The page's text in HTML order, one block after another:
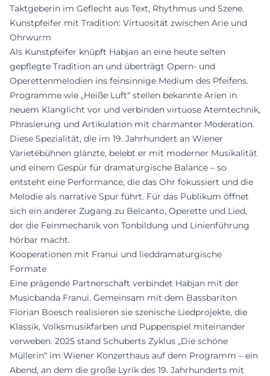
Taktgeberin im Geflecht aus Text, Rhythmus und Szene.
Kunstpfeifer mit Tradition: Virtuosität zwischen Arie und
Ohrwurm
Als Kunstpfeifer knüpft Habjan an eine heute selten
gepflegte Tradition an und überträgt Opern- und
Operettenmelodien ins feinsinnige Medium des Pfeifens.
Programme wie „Heiße Luft“ stellen bekannte Arien in
neuem Klanglicht vor und verbinden virtuose Atemtechnik,
Phrasierung und Artikulation mit charmanter Moderation.
Diese Spezialität, die im 19. Jahrhundert an Wiener
Varietébühnen glänzte, belebt er mit moderner Musikalität
und einem Gespür für dramaturgische Balance – so
entsteht eine Performance, die das Ohr fokussiert und die
Melodie als narrative Spur führt. Für das Publikum öffnet
sich ein anderer Zugang zu Belcanto, Operette und Lied,
der die Feinmechanik von Tonbildung und Linienführung
hörbar macht.
Kooperationen mit Franui und lieddramaturgische
Formate
Eine prägende Partnerschaft verbindet Habjan mit der
Musicbanda Franui. Gemeinsam mit dem Bassbariton
Florian Boesch realisieren sie szenische Liedprojekte, die
Klassik, Volksmusikfarben und Puppenspiel miteinander
verweben. 2025 stand Schuberts Zyklus „Die schöne
Müllerin“ im Wiener Konzerthaus auf dem Programm – ein
Abend, an dem die große Lyrik des 19. Jahrhunderts mit